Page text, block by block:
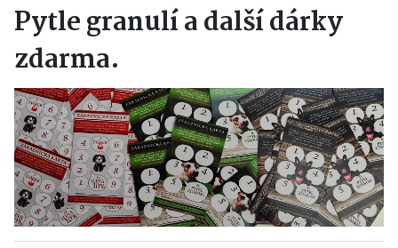
Pytle granulí a další dárky
zdarma.